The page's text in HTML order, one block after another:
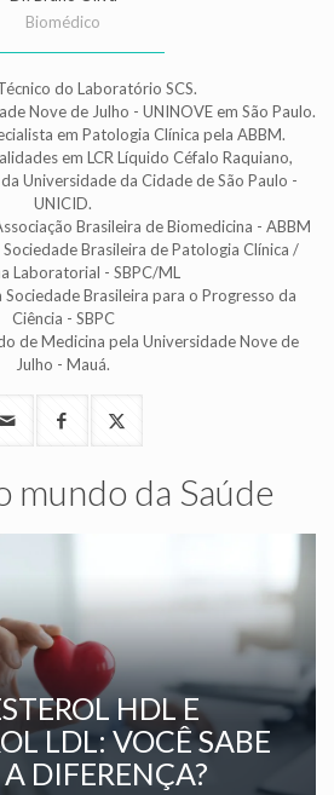
Biomédico
do Laboratório SCS.
Nove de Julho - UNINOVE em São Paulo.
em Patologia Clínica pela ABBM.
em LCR Líquido Céfalo Raquiano,
Universidade da Cidade de São Paulo -
UNICID.
Brasileira de Biomedicina - ABBM
Brasileira de Patologia Clínica /
Laboratorial - SBPC/ML
Brasileira para o Progresso da
Ciência - SBPC
de Medicina pela Universidade Nove de
Julho - Mauá.
mundo da Saúde
HDL E
LDL: VOCÊ SABE
DIFERENÇA?